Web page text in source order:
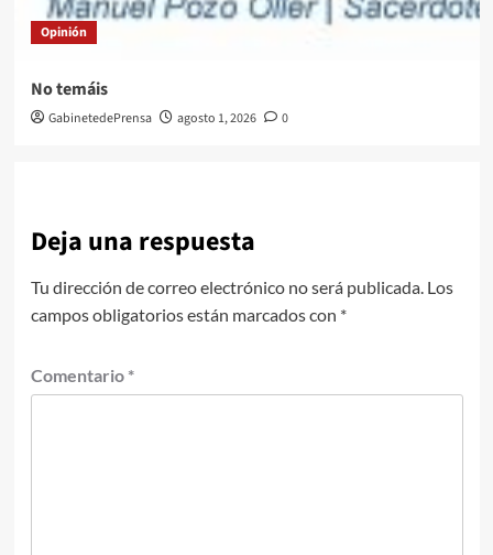
Opinión
No temáis
GabinetedePrensa agosto 1, 2026 0
Deja una respuesta
Tu dirección de correo electrónico no será publicada. Los
campos obligatorios están marcados con *
Comentario *